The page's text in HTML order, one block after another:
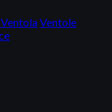
Ventole